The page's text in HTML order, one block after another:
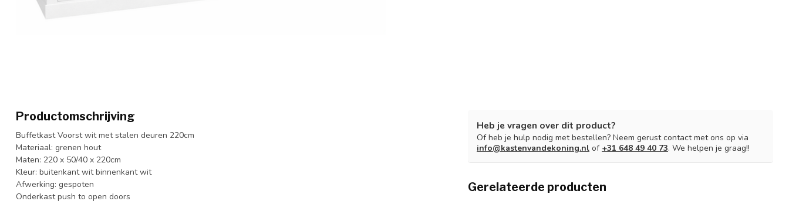
Productomschrijving
Buffetkast Voorst wit met stalen deuren 220cm
Materiaal: grenen hout
Maten: 220 x 50/40 x 220cm
Kleur: buitenkant wit binnenkant wit
Afwerking: gespoten
Onderkast push to open doors
Heb je vragen over dit product?
Of heb je hulp nodig met bestellen? Neem gerust contact met ons op via
info@kastenvandekoning.nl of +31 648 49 40 73. We helpen je graag!!
Gerelateerde producten